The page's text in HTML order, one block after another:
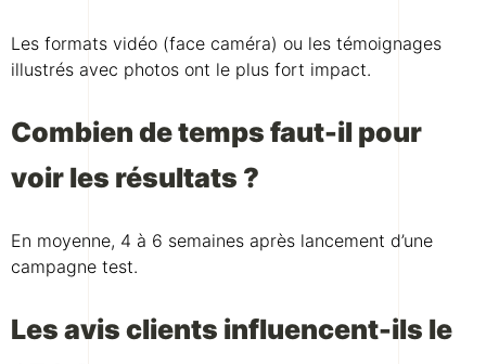
Les formats vidéo (face caméra) ou les témoignages
illustrés avec photos ont le plus fort impact.
Combien de temps faut-il pour
voir les résultats ?
En moyenne, 4 à 6 semaines après lancement d’une
campagne test.
Les avis clients influencent-ils le